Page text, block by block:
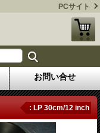
PCサイト
お問い合せ
: LP 30cm/12 inch